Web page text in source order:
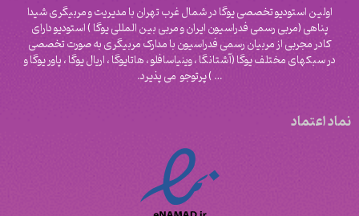
اولین استودیو تخصصی یوگا در شمال غرب تهران با مدیریت و مربیگری شیدا
پناهی (مربی رسمی فدراسیون ایران و مربی بین المللی یوگا ) استودیو دارای
کادر مجربی از مربیان رسمی فدراسیون با مدارک مربیگری به صورت تخصصی
در سبکهای مختلف یوگا (آشتانگا ، وینیاسافلو ، هاتایوگا ، اریال یوگا ، پاور یوگا و
‌… ) پرتوجو می پذیرد.
نماد اعتماد